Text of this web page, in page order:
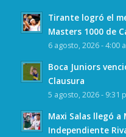
Tirante logró el
Masters 1000 de
6 agosto, 2026 - 4:00
Boca Juniors
Clausura
5 agosto, 2026 - 9:31
Maxi Salas llegó a
Independiente